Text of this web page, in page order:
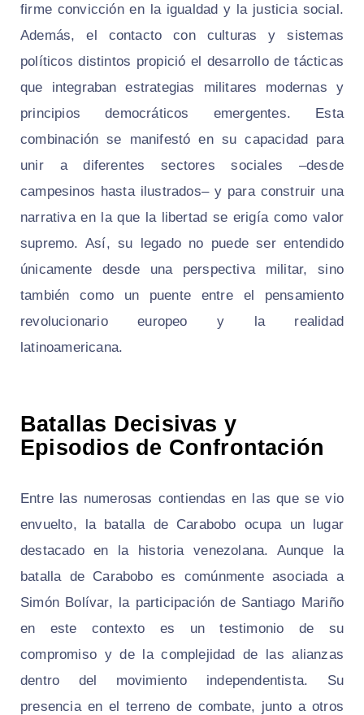
firme convicción en la igualdad y la justicia social.
Además, el contacto con culturas y sistemas
políticos distintos propició el desarrollo de tácticas
que integraban estrategias militares modernas y
principios democráticos emergentes. Esta
combinación se manifestó en su capacidad para
unir a diferentes sectores sociales –desde
campesinos hasta ilustrados– y para construir una
narrativa en la que la libertad se erigía como valor
supremo. Así, su legado no puede ser entendido
únicamente desde una perspectiva militar, sino
también como un puente entre el pensamiento
revolucionario europeo y la realidad
latinoamericana.
Batallas Decisivas y
Episodios de Confrontación
Entre las numerosas contiendas en las que se vio
envuelto, la batalla de Carabobo ocupa un lugar
destacado en la historia venezolana. Aunque la
batalla de Carabobo es comúnmente asociada a
Simón Bolívar, la participación de Santiago Mariño
en este contexto es un testimonio de su
compromiso y de la complejidad de las alianzas
dentro del movimiento independentista. Su
presencia en el terreno de combate, junto a otros